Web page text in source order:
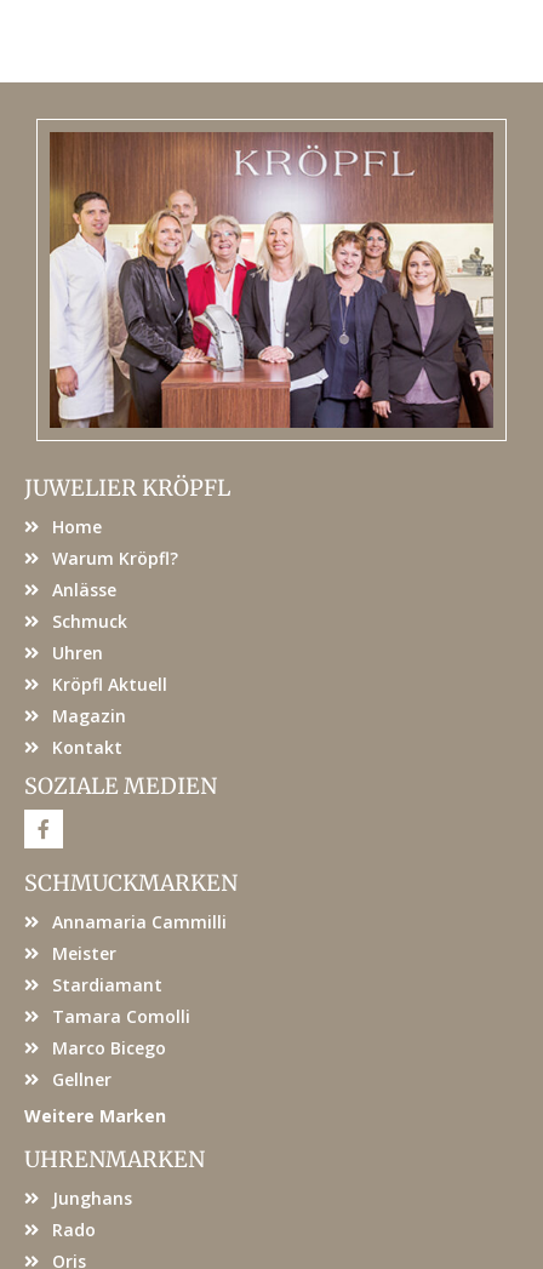
JUWELIER KRÖPFL
Home
Warum Kröpfl?
Anlässe
Schmuck
Uhren
Kröpfl Aktuell
Magazin
Kontakt
SOZIALE MEDIEN
F
a
e
b
o
SCHMUCKMARKEN
Annamaria Cammilli
Meister
Stardiamant
Tamara Comolli
Marco Bicego
Gellner
Weitere Marken
UHRENMARKEN
Junghans
Rado
Oris